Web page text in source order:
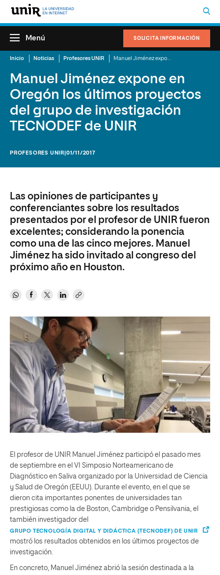
SOLICITA INFORMACIÓN
Menú
Inicio Noticias Profesores UNIR
Manuel Jiménez expone en
Oregón los últimos proyectos
del grupo de investigación
TECNODEF de UNIR
PROFESORES UNIR |01/11/2017
Las opiniones de participantes y
conferenciantes sobre los resultados
presentados por el profesor de UNIR fueron
excelentes; considerando la ponencia
como una de las cinco mejores. Manuel
Jiménez ha sido invitado al congreso del
próximo año en Houston.
El profesor de UNIR Manuel Jiménez participó el pasado mes
de septiembre en el VI Simposio Norteamericano de
Diagnóstico en Saliva organizado por la Universidad de Ciencia
y Salud de Oregón (EEUU). Durante el evento, en el que se
dieron cita importantes ponentes de universidades tan
prestigiosas como la de Boston, Cambridge o Pensilvania, el
también investigador del
GRUPO TECNOLOGÍA DIGITAL Y DIDÁCTICA (TECNODEF) DE UNIR
mostró los resultados obtenidos en los últimos proyectos de
investigación.
En concreto, Manuel Jiménez abrió la sesión destinada a la